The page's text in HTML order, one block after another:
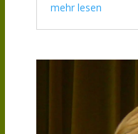
mehr lesen